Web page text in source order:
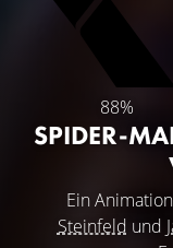
88%
SPIDER-
Ein
Steinfeld und